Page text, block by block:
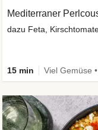
Mediterraner
dazu Feta,
15 min